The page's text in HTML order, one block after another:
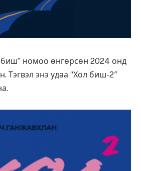
биш” номоо өнгөрсөн 2024 онд
Тэгвэл энэ удаа “Хол биш-2″